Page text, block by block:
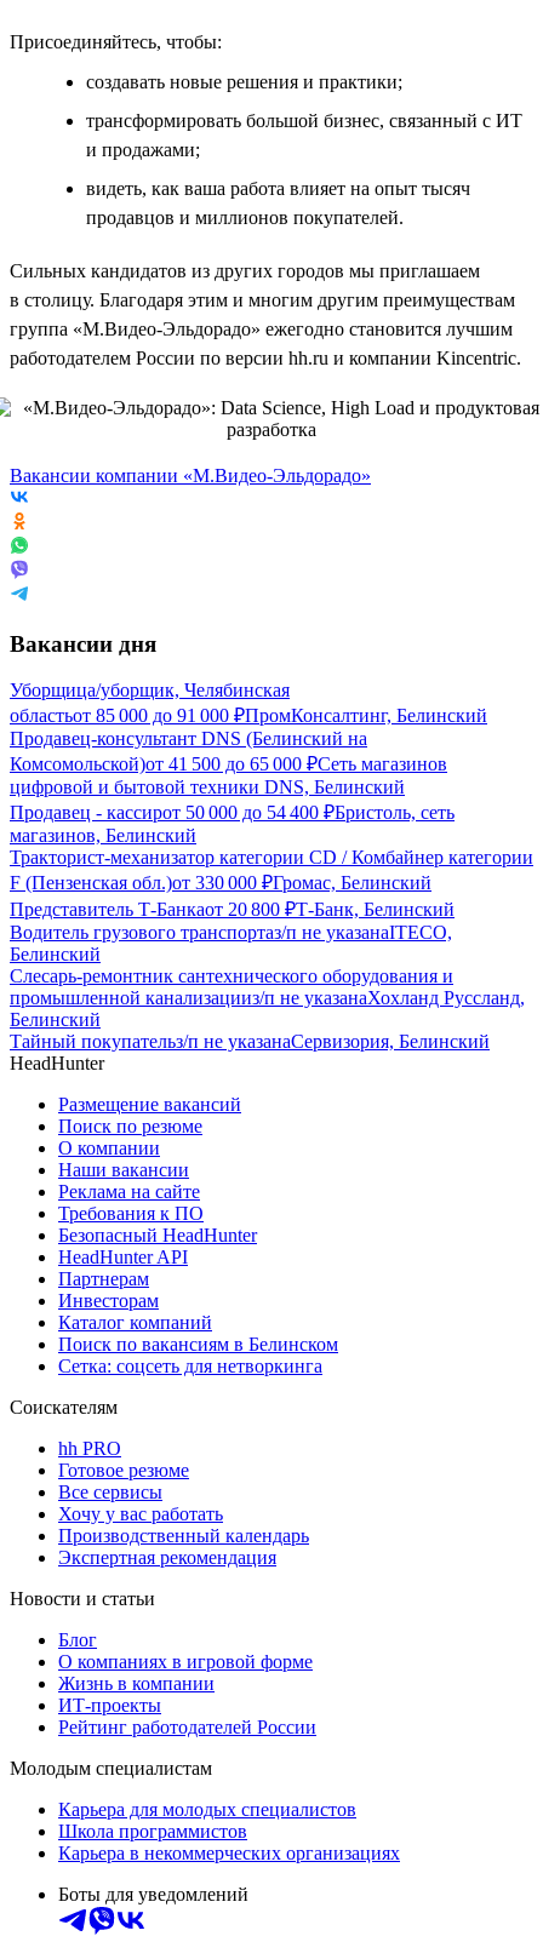
Присоединяйтесь, чтобы:
создавать новые решения и практики;
трансформировать большой бизнес, связанный с ИТ
и продажами;
видеть, как ваша работа влияет на опыт тысяч
продавцов и миллионов покупателей.
Сильных кандидатов из других городов мы приглашаем
в столицу. Благодаря этим и многим другим преимуществам
группа «М.Видео-Эльдорадо» ежегодно становится лучшим
работодателем России по версии hh.ru и компании Kincentric.
Вакансии компании «М.Видео-Эльдорадо»
Вакансии дня
Уборщица/уборщик, Челябинская
областьот 85 000 до 91 000 ₽ПромКонсалтинг, Белинский
Продавец-консультант DNS (Белинский на
Комсомольской)от 41 500 до 65 000 ₽Сеть магазинов
цифровой и бытовой техники DNS, Белинский
Продавец - кассирот 50 000 до 54 400 ₽Бристоль, сеть
магазинов, Белинский
Тракторист-механизатор категории CD / Комбайнер категории
F (Пензенская обл.)от 330 000 ₽Громас, Белинский
Представитель Т-Банкаот 20 800 ₽Т-Банк, Белинский
Водитель грузового транспортаз/п не указанаITECO,
Белинский
Слесарь-ремонтник сантехнического оборудования и
промышленной канализацииз/п не указанаХохланд Руссланд,
Белинский
Тайный покупательз/п не указанаСервизория, Белинский
HeadHunter
Размещение вакансий
Поиск по резюме
О компании
Наши вакансии
Реклама на сайте
Требования к ПО
Безопасный HeadHunter
HeadHunter API
Партнерам
Инвесторам
Каталог компаний
Поиск по вакансиям в Белинском
Сетка: соцсеть для нетворкинга
Соискателям
hh PRO
Готовое резюме
Все сервисы
Хочу у вас работать
Производственный календарь
Экспертная рекомендация
Новости и статьи
Блог
О компаниях в игровой форме
Жизнь в компании
ИТ-проекты
Рейтинг работодателей России
Молодым специалистам
Карьера для молодых специалистов
Школа программистов
Карьера в некоммерческих организациях
Боты для уведомлений